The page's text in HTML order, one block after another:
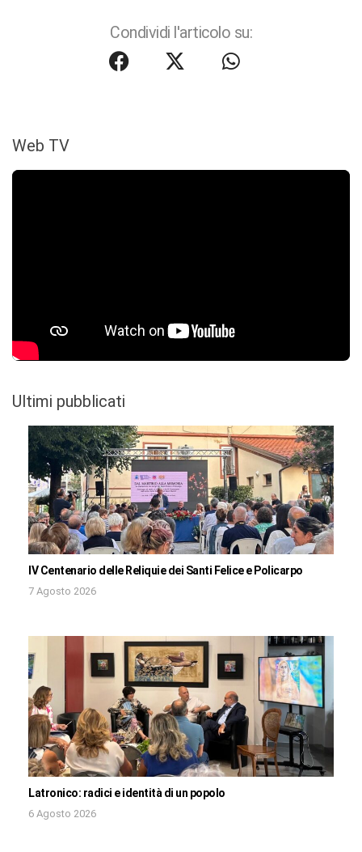
Condividi l'articolo su:
Web TV
Ultimi pubblicati
IV Centenario delle Reliquie dei Santi Felice e Policarpo
7 Agosto 2026
Latronico: radici e identità di un popolo
6 Agosto 2026